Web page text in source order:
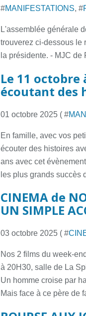
#MANIFESTATIONS, #
L'assemblée générale
trouverez ci-dessous le
la présidente. - MJC
Le 11 octobre
écoutant des
01 octobre 2025 ( #
En famille, avec vos
écouter des histoires
ans avec cet
les plus grands succès
CINEMA de
UN SIMPLE
03 octobre 2025 ( #
Nos 2 films du week-
à 20H30, salle de La
Un homme croise par
Mais face à ce père de